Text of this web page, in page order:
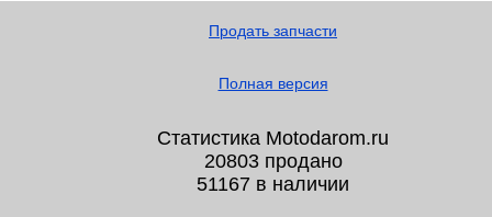
Продать запчасти
Полная версия
Статистика Motodarom.ru
20803 продано
51167 в наличии